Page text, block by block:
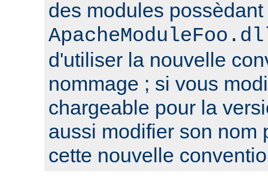
des modules
d'utiliser la nouvelle
nommage ; si vous
chargeable pour la
aussi modifier son nom
cette nouvelle